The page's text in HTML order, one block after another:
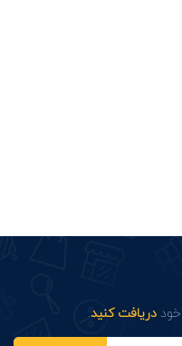
دریافت کنید.